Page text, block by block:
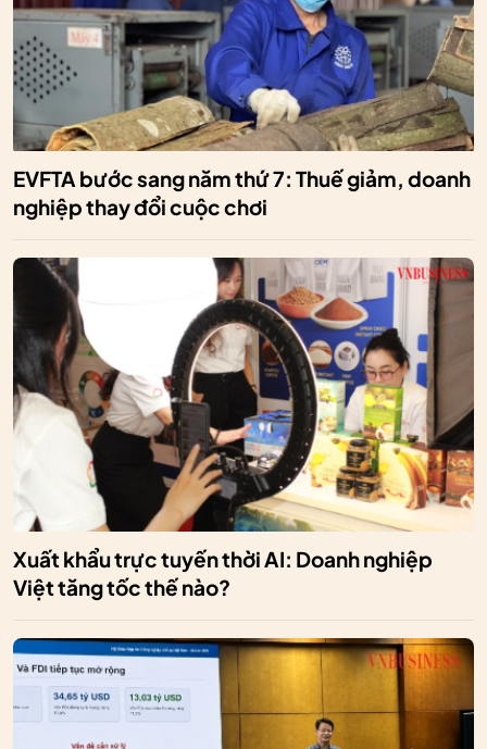
EVFTA bước sang năm thứ 7: Thuế giảm, doanh
nghiệp thay đổi cuộc chơi
Xuất khẩu trực tuyến thời AI: Doanh nghiệp
Việt tăng tốc thế nào?